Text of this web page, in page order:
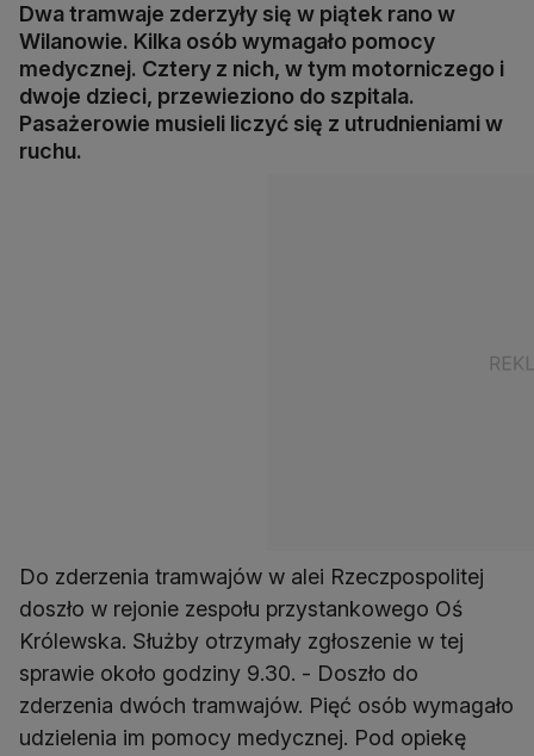
Dwa tramwaje zderzyły się w piątek rano w
Wilanowie. Kilka osób wymagało pomocy
medycznej. Cztery z nich, w tym motorniczego i
dwoje dzieci, przewieziono do szpitala.
Pasażerowie musieli liczyć się z utrudnieniami w
ruchu.
Do zderzenia tramwajów w alei Rzeczpospolitej
doszło w rejonie zespołu przystankowego Oś
Królewska. Służby otrzymały zgłoszenie w tej
sprawie około godziny 9.30. - Doszło do
zderzenia dwóch tramwajów. Pięć osób wymagało
udzielenia im pomocy medycznej. Pod opiekę